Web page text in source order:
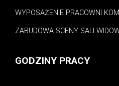
WYPOSAŻENIE PRACOWNI
ZABUDOWA SCENY SALI
GODZINY PRACY